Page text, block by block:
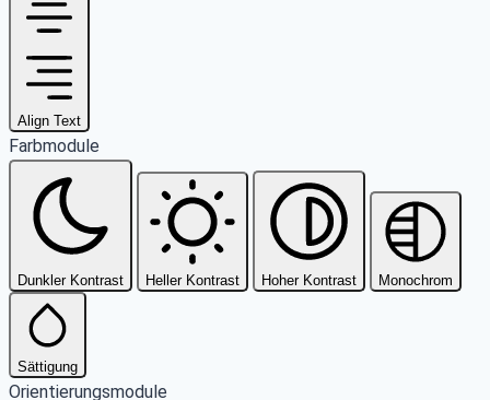
Align Text
Farbmodule
Dunkler Kontrast Heller Kontrast Hoher Kontrast Monochrom
Sättigung
Orientierungsmodule